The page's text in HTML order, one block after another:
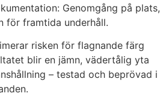
Genomgång på plats,
för framtida underhåll.
risken för flagnande färg
blir en jämn, vädertålig yta
– testad och beprövad i